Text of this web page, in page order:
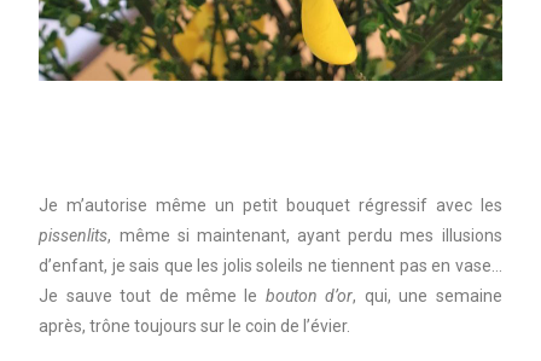
Je m’autorise même un petit bouquet régressif avec les
pissenlits, même si maintenant, ayant perdu mes illusions
d’enfant, je sais que les jolis soleils ne tiennent pas en vase…
Je sauve tout de même le bouton d’or, qui, une semaine
après, trône toujours sur le coin de l’évier.